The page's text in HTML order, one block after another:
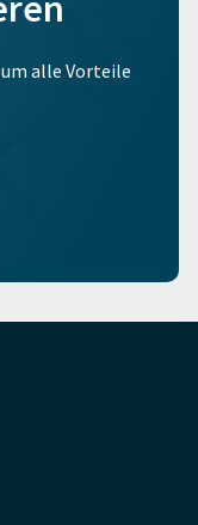
alle Vorteile